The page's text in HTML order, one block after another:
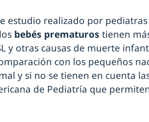
estudio realizado por
bebés prematuros tienen
y otras causas de muerte
con los pequeños
y si no se tienen en cuenta
de Pediatría que